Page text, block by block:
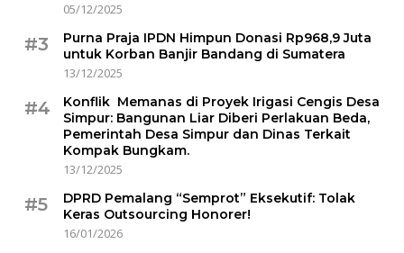
05/12/2025
#3
Purna Praja IPDN Himpun Donasi Rp968,9 Juta
untuk Korban Banjir Bandang di Sumatera
13/12/2025
#4
Konflik Memanas di Proyek Irigasi Cengis Desa
Simpur: Bangunan Liar Diberi Perlakuan Beda,
Pemerintah Desa Simpur dan Dinas Terkait
Kompak Bungkam.
13/12/2025
#5
DPRD Pemalang “Semprot” Eksekutif: Tolak
Keras Outsourcing Honorer!
16/01/2026